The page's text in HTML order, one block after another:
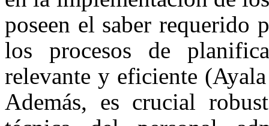
poseen el saber requerido
los procesos de
relevante y eficiente
Además, es crucial